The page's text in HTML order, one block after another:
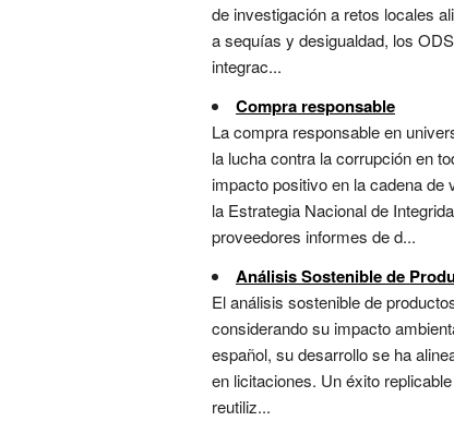
de investigación a retos locales
a sequías y desigualdad, los
integrac...
Compra responsable
La compra responsable en
la lucha contra la corrupción en
impacto positivo en la cadena
la Estrategia Nacional de
proveedores informes de d...
Análisis Sostenible de
El análisis sostenible de
considerando su impacto
español, su desarrollo se ha
en licitaciones. Un éxito
reutiliz...